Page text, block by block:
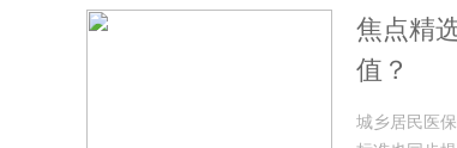
焦点精
值？
城乡居民医